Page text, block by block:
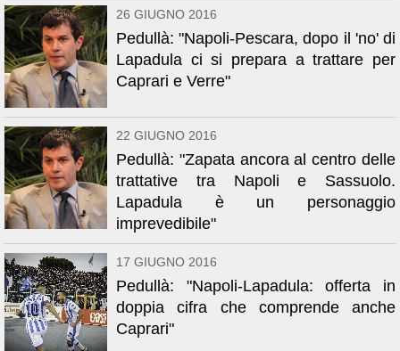
26 GIUGNO 2016
Pedullà: "Napoli-Pescara, dopo il 'no' di
Lapadula ci si prepara a trattare per
Caprari e Verre"
22 GIUGNO 2016
Pedullà: "Zapata ancora al centro delle
trattative tra Napoli e Sassuolo.
Lapadula è un personaggio
imprevedibile"
17 GIUGNO 2016
Pedullà: "Napoli-Lapadula: offerta in
doppia cifra che comprende anche
Caprari"